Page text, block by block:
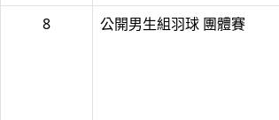
8
公開男生組羽球 團體賽